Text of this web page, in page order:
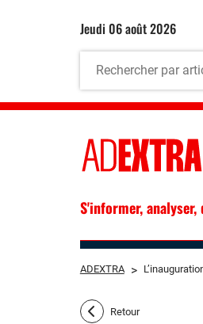
jeudi 06 août 2026
S'informer,
ADEXTRA >
Retour